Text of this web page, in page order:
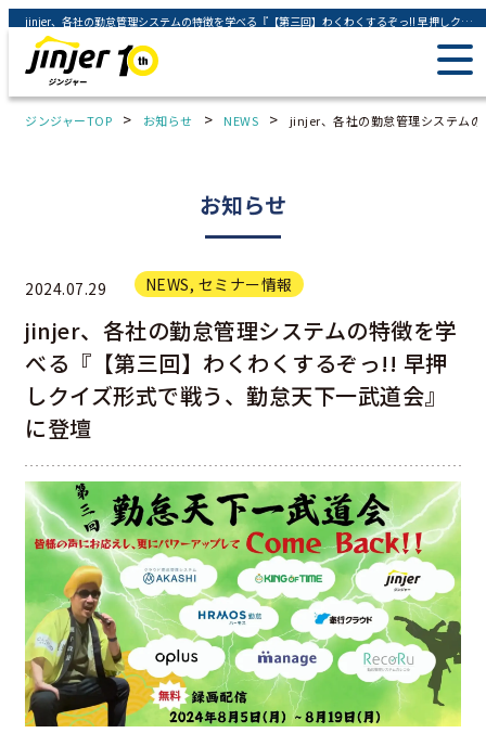
jinjer、各社の勤怠管理システムの特徴を学べる『【第三回】わくわくするぞっ!! 早押しクイズ形式で戦う、勤怠天下一武道会』に登壇 - ジンジャー（jinjer）｜統合型人事システム
ジンジャーTOP > お知らせ > NEWS > jinjer、各社の勤怠管理システム
お知らせ
2024.07.29 NEWS, セミナー情報
jinjer、各社の勤怠管理システムの特徴を学
べる『【第三回】わくわくするぞっ!! 早押
しクイズ形式で戦う、勤怠天下一武道会』
に登壇